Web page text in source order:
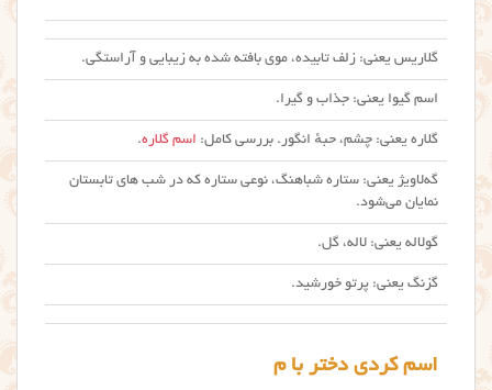
گلاریس یعنی: زلف تابیده، موی بافته شده به زیبایی و آراستگی.
اسم گیوا یعنی: جذاب و گیرا.
گلاره یعنی: چشم، حبهٔ انگور. بررسی کامل: اسم گلاره.
گه‌لاویژ یعنی: ستاره شباهنگ، نوعی ستاره که در شب های تابستان
نمایان می‌شود.
گولاله یعنی: لاله، گل.
گزنگ یعنی: پرتو خورشید.
اسم کردی دختر با م